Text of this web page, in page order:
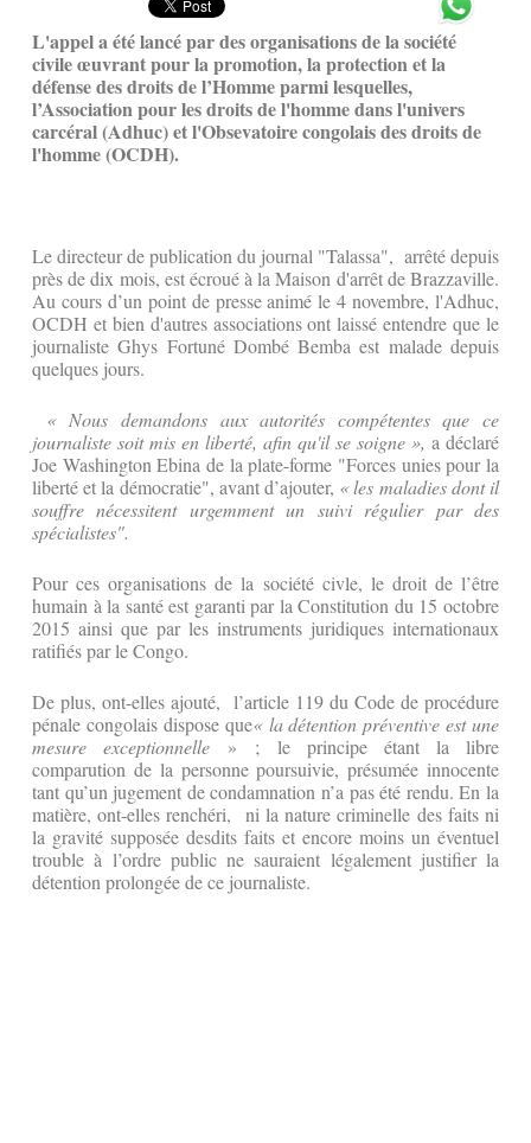
L'appel a été lancé par des organisations de la société
civile œuvrant pour la promotion, la protection et la
défense des droits de l’Homme parmi lesquelles,
l’Association pour les droits de l'homme dans l'univers
carcéral (Adhuc) et l'Obsevatoire congolais des droits de
l'homme (OCDH).
Le directeur de publication du journal "Talassa", arrêté depuis
près de dix mois, est écroué à la Maison d'arrêt de Brazzaville.
Au cours d’un point de presse animé le 4 novembre, l'Adhuc,
OCDH et bien d'autres associations ont laissé entendre que le
journaliste Ghys Fortuné Dombé Bemba est malade depuis
quelques jours.
« Nous demandons aux autorités compétentes que ce
journaliste soit mis en liberté, afin qu'il se soigne », a déclaré
Joe Washington Ebina de la plate-forme "Forces unies pour la
liberté et la démocratie", avant d’ajouter, « les maladies dont il
souffre nécessitent urgemment un suivi régulier par des
spécialistes".
Pour ces organisations de la société civle, le droit de l’être
humain à la santé est garanti par la Constitution du 15 octobre
2015 ainsi que par les instruments juridiques internationaux
ratifiés par le Congo.
De plus, ont-elles ajouté, l’article 119 du Code de procédure
pénale congolais dispose que« la détention préventive est une
mesure exceptionnelle » ; le principe étant la libre
comparution de la personne poursuivie, présumée innocente
tant qu’un jugement de condamnation n’a pas été rendu. En la
matière, ont-elles renchéri, ni la nature criminelle des faits ni
la gravité supposée desdits faits et encore moins un éventuel
trouble à l’ordre public ne sauraient légalement justifier la
détention prolongée de ce journaliste.